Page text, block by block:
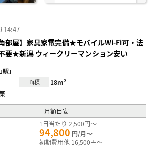
14:47
部屋】家具家電完備★モバイルWi-Fi可・法
要★新潟 ウィークリーマンション安い
」
面積 18m²
月額目安
1日当たり 2,500円～
94,800 円/月～
初期費用他 16,500円～